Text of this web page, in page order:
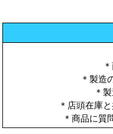
＊製造
＊
＊店頭在庫
＊商品に質